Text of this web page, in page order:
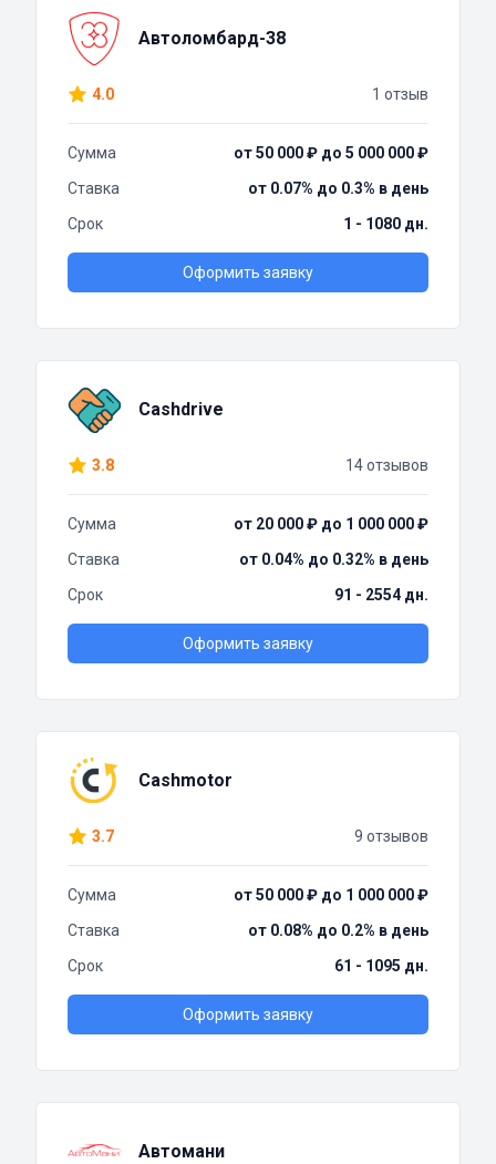
Автоломбард-38
4.0 1 отзыв
Сумма
от 50 000 ₽ до 5 000 000 ₽
Ставка
от 0.07% до 0.3% в день
Срок
1 - 1080 дн.
Оформить заявку
Cashdrive
3.8 14 отзывов
Сумма
от 20 000 ₽ до 1 000 000 ₽
Ставка
от 0.04% до 0.32% в день
Срок
91 - 2554 дн.
Оформить заявку
Cashmotor
3.7 9 отзывов
Сумма
от 50 000 ₽ до 1 000 000 ₽
Ставка
от 0.08% до 0.2% в день
Срок
61 - 1095 дн.
Оформить заявку
Автомани